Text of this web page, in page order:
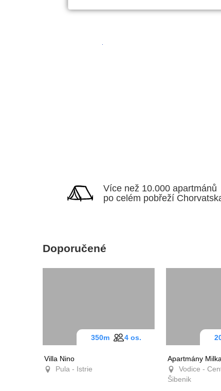
Více než 10.000
apartmánů po celém
pobřeží Chorvatska
Doporučené
Villa Nino
Pula - Istrie
350m 4 os.
Apartmány
Vodice -
Dalmácie -